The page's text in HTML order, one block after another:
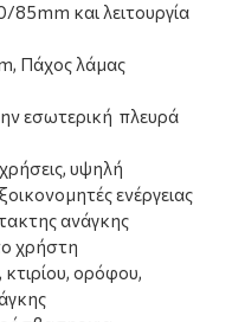
και λειτουργία
Πάχος λάμας
εσωτερική πλευρά
υψηλή
ενέργειας
ανάγκης
χρήστη
ορόφου,